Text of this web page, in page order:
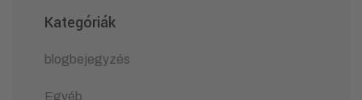
Kategóriák
blogbejegyzés
Egyéb